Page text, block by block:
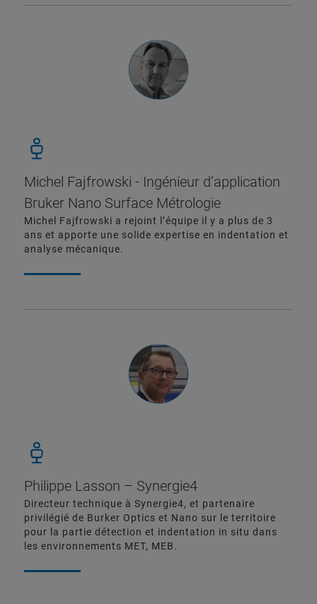
Michel Fajfrowski - Ingénieur d’application
Bruker Nano Surface Métrologie
Michel Fajfrowski a rejoint l’équipe il y a plus de 3
ans et apporte une solide expertise en indentation et
analyse mécanique.
Philippe Lasson – Synergie4
Directeur technique à Synergie4, et partenaire
privilégié de Burker Optics et Nano sur le territoire
pour la partie détection et indentation in situ dans
les environnements MET, MEB.